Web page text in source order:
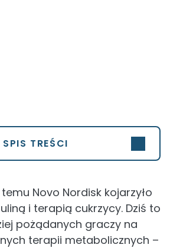
SPIS TREŚCI
Novo Nordisk kojarzyło
i terapią cukrzycy. Dziś to
pożądanych graczy na
terapii metabolicznych –